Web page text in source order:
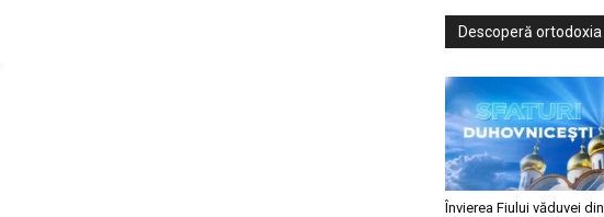
Descoperă ortodoxia
Învierea Fiului văduvei din